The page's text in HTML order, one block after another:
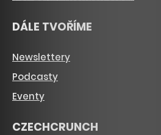
DÁLE TVOŘÍME
Newslettery
Podcasty
Eventy
CZECHCRUNCH